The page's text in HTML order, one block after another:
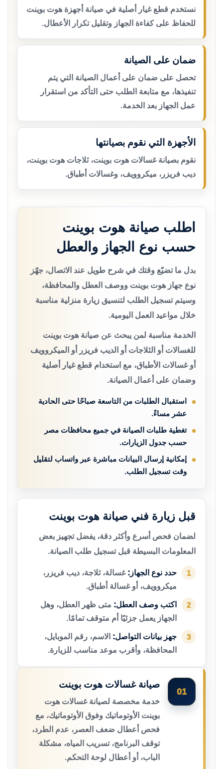
نستخدم قطع غيار أصلية في صيانة أجهزة هوت بوينت
للحفاظ على كفاءة الجهاز وتقليل تكرار الأعطال.
ضمان على الصيانة
تحصل على ضمان على أعمال الصيانة التي يتم
تنفيذها، مع متابعة الطلب حتى التأكد من استقرار
عمل الجهاز بعد الخدمة.
الأجهزة التي نقوم بصيانتها
نقوم بصيانة غسالات هوت بوينت، ثلاجات هوت بوينت،
ديب فريزر، ميكروويف، وغسالات أطباق.
اطلب صيانة هوت بوينت
حسب نوع الجهاز والعطل
بدل ما تضيّع وقتك في شرح طويل عند الاتصال، جهّز
نوع جهاز هوت بوينت ووصف العطل والمحافظة،
وسيتم تسجيل الطلب لتنسيق زيارة منزلية مناسبة
خلال مواعيد العمل اليومية.
الخدمة مناسبة لمن يبحث عن صيانة هوت بوينت
للغسالات أو الثلاجات أو الديب فريزر أو الميكروويف
أو غسالات الأطباق، مع استخدام قطع غيار أصلية
وضمان على أعمال الصيانة.
استقبال الطلبات من التاسعة صباحًا حتى الحادية
عشر مساءً.
تغطية طلبات الصيانة في جميع محافظات مصر
حسب جدول الزيارات.
إمكانية إرسال البيانات مباشرة عبر واتساب لتقليل
وقت تسجيل الطلب.
قبل زيارة فني صيانة هوت بوينت
لضمان فحص أسرع وأكثر دقة، يفضل تجهيز بعض
المعلومات البسيطة قبل تسجيل طلب الصيانة.
1 حدد نوع الجهاز: غسالة، ثلاجة، ديب فريزر،
ميكروويف، أو غسالة أطباق.
2 اكتب وصف العطل: متى ظهر العطل، وهل
الجهاز يعمل جزئيًا أم متوقف تمامًا.
3 جهز بيانات التواصل: الاسم، رقم الموبايل،
المحافظة، وأقرب موعد مناسب للزيارة.
01
صيانة غسالات هوت بوينت
خدمة مخصصة لصيانة غسالات هوت
بوينت الأوتوماتيك وفوق الأوتوماتيك، مع
فحص أعطال ضعف العصر، عدم الطرد،
توقف البرنامج، تسريب المياه، مشكلة
الباب، أو أعطال لوحة التحكم.